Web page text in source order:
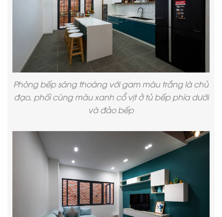
Phòng bếp sáng thoáng với gam màu trắng là chủ
đạo, phối cùng màu xanh cổ vịt ở tủ bếp phía dưới
và đảo bếp